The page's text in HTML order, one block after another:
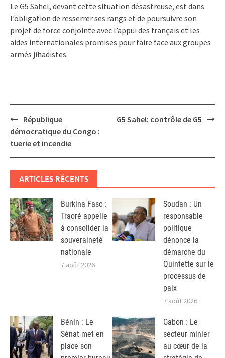
Le G5 Sahel, devant cette situation désastreuse, est dans
l’obligation de resserrer ses rangs et de poursuivre son
projet de force conjointe avec l’appui des français et les
aides internationales promises pour faire face aux groupes
armés jihadistes.
Post
navigation
République
démocratique du Congo :
tuerie et incendie
G5 Sahel: contrôle de G5
ARTICLES RÉCENTS
Burkina Faso :
Traoré appelle
à consolider la
souveraineté
nationale
7 août 2026
Soudan : Un
responsable
politique
dénonce la
démarche du
Quintette sur le
processus de
paix
7 août 2026
Bénin : Le
Sénat met en
place son
Gabon : Le
secteur minier
au cœur de la